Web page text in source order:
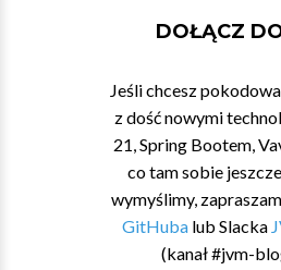
DOŁĄCZ
Jeśli chcesz
z dość nowymi
21, Spring Bootem,
co tam sobie
wymyślimy,
GitHubalub Slacka
(kanał #jvm-